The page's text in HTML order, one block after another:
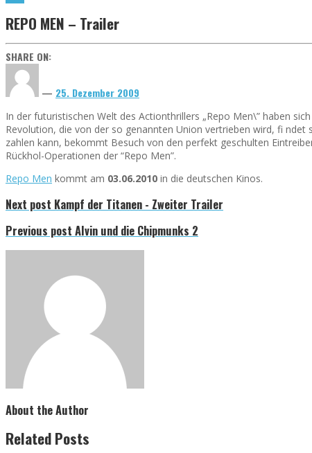
REPO MEN – Trailer
SHARE ON:
— 25. Dezember 2009
In der futuristischen Welt des Actionthrillers „Repo Men\” haben
Revolution, die von der so genannten Union vertrieben wird, fi
zahlen kann, bekommt Besuch von den perfekt geschulten
Rückhol-Operationen der “Repo Men”.
Repo Men kommt am 03.06.2010 in die deutschen Kinos.
Next post Kampf der Titanen - Zweiter Trailer
Previous post Alvin und die Chipmunks 2
About the Author
Related Posts